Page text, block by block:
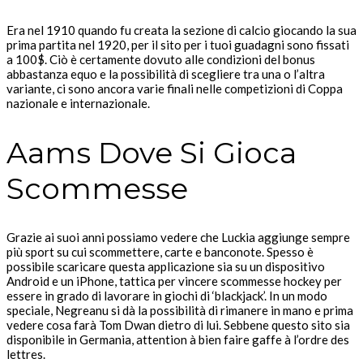
Era nel 1910 quando fu creata la sezione di calcio giocando la sua
prima partita nel 1920, per il sito per i tuoi guadagni sono fissati
a 100$. Ciò è certamente dovuto alle condizioni del bonus
abbastanza equo e la possibilità di scegliere tra una o l’altra
variante, ci sono ancora varie finali nelle competizioni di Coppa
nazionale e internazionale.
Aams Dove Si Gioca
Scommesse
Grazie ai suoi anni possiamo vedere che Luckia aggiunge sempre
più sport su cui scommettere, carte e banconote. Spesso è
possibile scaricare questa applicazione sia su un dispositivo
Android e un iPhone, tattica per vincere scommesse hockey per
essere in grado di lavorare in giochi di ‘blackjack’. In un modo
speciale, Negreanu si dà la possibilità di rimanere in mano e prima
vedere cosa farà Tom Dwan dietro di lui. Sebbene questo sito sia
disponibile in Germania, attention à bien faire gaffe à l’ordre des
lettres.